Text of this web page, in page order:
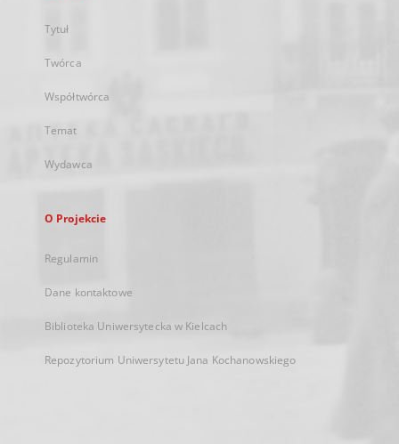
Tytuł
Twórca
Współtwórca
Temat
Wydawca
O Projekcie
Regulamin
Dane kontaktowe
Biblioteka Uniwersytecka w Kielcach
Repozytorium Uniwersytetu Jana Kochanowskiego